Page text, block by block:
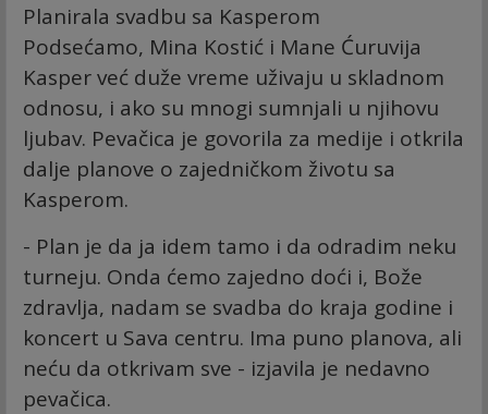
Planirala svadbu sa Kasperom
Podsećamo, Mina Kostić i Mane Ćuruvija
Kasper već duže vreme uživaju u skladnom
odnosu, i ako su mnogi sumnjali u njihovu
ljubav. Pevačica je govorila za medije i otkrila
dalje planove o zajedničkom životu sa
Kasperom.
- Plan je da ja idem tamo i da odradim neku
turneju. Onda ćemo zajedno doći i, Bože
zdravlja, nadam se svadba do kraja godine i
koncert u Sava centru. Ima puno planova, ali
neću da otkrivam sve - izjavila je nedavno
pevačica.